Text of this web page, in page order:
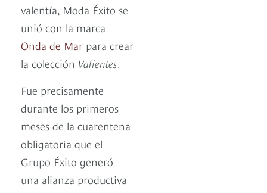
valentía, Moda Éxito se
unió con la marca
Onda de Mar para crear
la colección Valientes.
Fue precisamente
durante los primeros
meses de la cuarentena
obligatoria que el
Grupo Éxito generó
una alianza productiva